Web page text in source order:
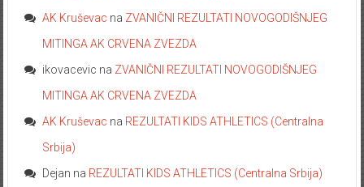
AK Kruševac na ZVANIČNI REZULTATI NOVOGODIŠNJEG
MITINGA AK CRVENA ZVEZDA
ikovacevic na ZVANIČNI REZULTATI NOVOGODIŠNJEG
MITINGA AK CRVENA ZVEZDA
AK Kruševac na REZULTATI KIDS ATHLETICS (Centralna
Srbija)
Dejan na REZULTATI KIDS ATHLETICS (Centralna Srbija)